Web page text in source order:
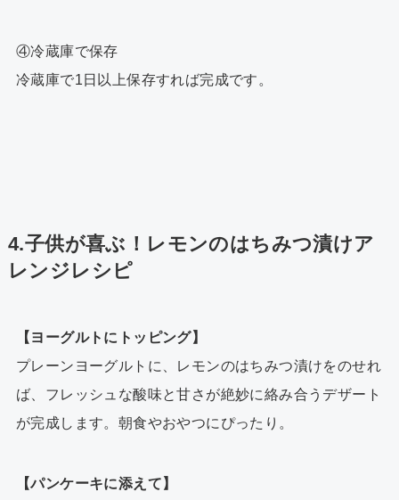
④冷蔵庫で保存
冷蔵庫で1日以上保存すれば完成です。
4.子供が喜ぶ！レモンのはちみつ漬けア
レンジレシピ
【ヨーグルトにトッピング】
プレーンヨーグルトに、レモンのはちみつ漬けをのせれ
ば、フレッシュな酸味と甘さが絶妙に絡み合うデザート
が完成します。朝食やおやつにぴったり。
【パンケーキに添えて】